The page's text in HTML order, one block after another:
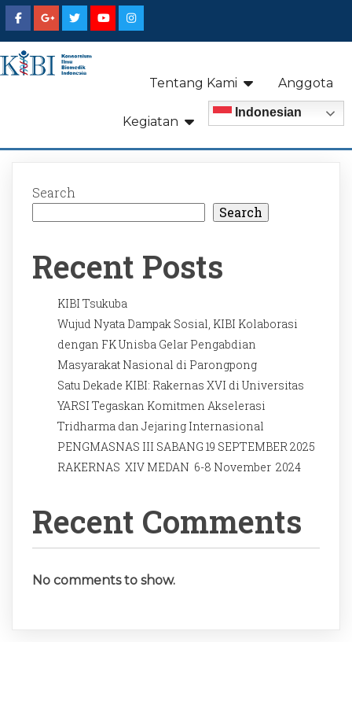
Tentang Kami Anggota
Kegiatan
Indonesian
Search
Search
Recent Posts
KIBI Tsukuba
Wujud Nyata Dampak Sosial, KIBI Kolaborasi
dengan FK Unisba Gelar Pengabdian
Masyarakat Nasional di Parongpong
Satu Dekade KIBI: Rakernas XVI di Universitas
YARSI Tegaskan Komitmen Akselerasi
Tridharma dan Jejaring Internasional
PENGMASNAS III SABANG 19 SEPTEMBER 2025
RAKERNAS XIV MEDAN 6-8 November 2024
Recent Comments
No comments to show.